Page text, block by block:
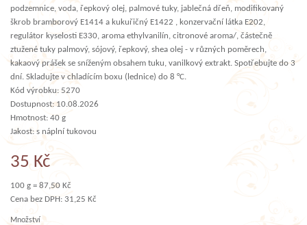
podzemnice, voda, řepkový olej, palmové tuky, jablečná dřeň, modifikovaný
škrob bramborový E1414 a kukuřičný E1422 , konzervační látka E202,
regulátor kyselosti E330, aroma ethylvanilín, citronové aroma/, částečně
ztužené tuky palmový, sójový, řepkový, shea olej - v různých poměrech,
kakaový prášek se sníženým obsahem tuku, vanilkový extrakt. Spotřebujte do 3
dní. Skladujte v chladícím boxu (lednice) do 8 °C.
Kód výrobku: 5270
Dostupnost: 10.08.2026
Hmotnost: 40 g
Jakost: s náplní tukovou
35 Kč
100 g = 87,50 Kč
Cena bez DPH: 31,25 Kč
Množství